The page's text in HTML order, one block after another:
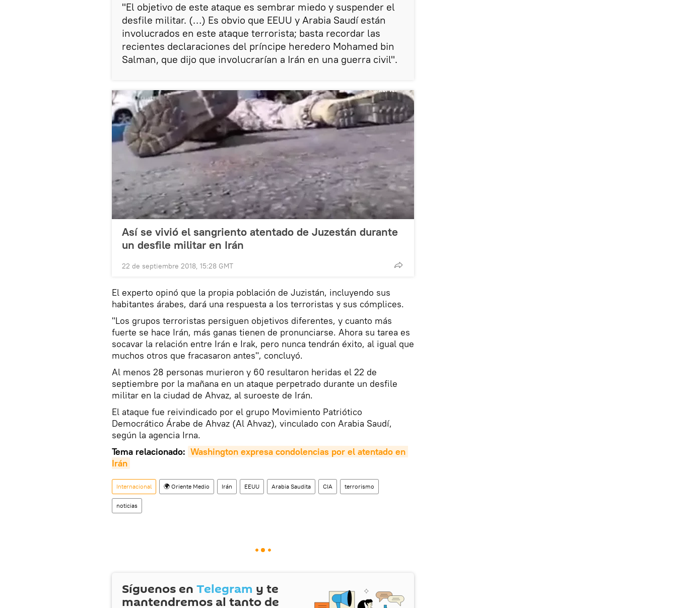
"El objetivo de este ataque es sembrar miedo y suspender el
desfile militar. (…) Es obvio que EEUU y Arabia Saudí están
involucrados en este ataque terrorista; basta recordar las
recientes declaraciones del príncipe heredero Mohamed bin
Salman, que dijo que involucrarían a Irán en una guerra civil".
Así se vivió el sangriento atentado de Juzestán durante
un desfile militar en Irán
22 de septiembre 2018, 15:28 GMT
El experto opinó que la propia población de Juzistán, incluyendo sus
habitantes árabes, dará una respuesta a los terroristas y sus cómplices.
"Los grupos terroristas persiguen objetivos diferentes, y cuanto más
fuerte se hace Irán, más ganas tienen de pronunciarse. Ahora su tarea es
socavar la relación entre Irán e Irak, pero nunca tendrán éxito, al igual que
muchos otros que fracasaron antes", concluyó.
Al menos 28 personas murieron y 60 resultaron heridas el 22 de
septiembre por la mañana en un ataque perpetrado durante un desfile
militar en la ciudad de Ahvaz, al suroeste de Irán.
El ataque fue reivindicado por el grupo Movimiento Patriótico
Democrático Árabe de Ahvaz (Al Ahvaz), vinculado con Arabia Saudí,
según la agencia Irna.
Tema relacionado: Washington expresa condolencias por el atentado en
Irán
Internacional 🌍 Oriente Medio Irán EEUU Arabia Saudita CIA terrorismo
noticias
Síguenos en Telegram y te
mantendremos al tanto de